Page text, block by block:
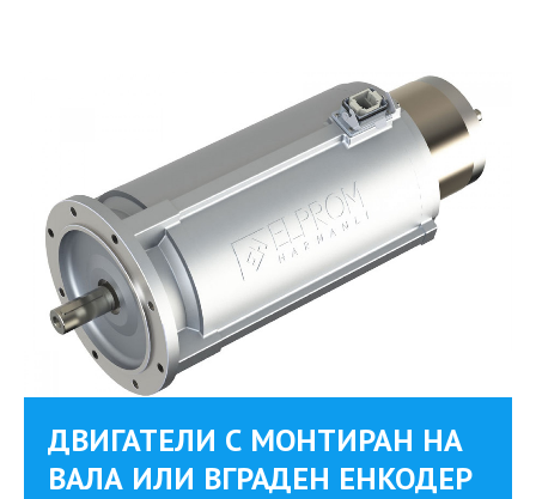
ДВИГАТЕЛИ С МОНТИРАН НА
ВАЛА ИЛИ ВГРАДЕН ЕНКОДЕР